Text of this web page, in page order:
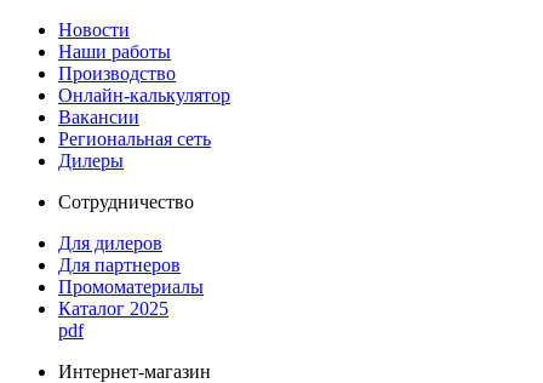
Новости
Наши работы
Производство
Онлайн-калькулятор
Вакансии
Региональная сеть
Дилеры
Сотрудничество
Для дилеров
Для партнеров
Промоматериалы
Каталог 2025
pdf
Интернет-магазин